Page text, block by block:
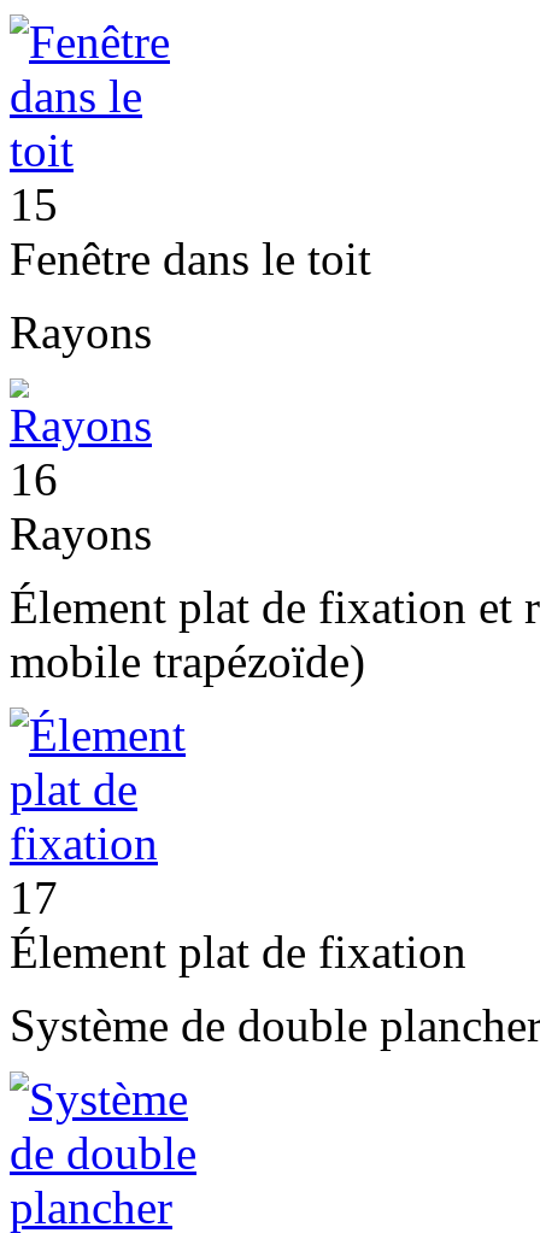
15
Fenêtre dans le toit
Rayons
16
Rayons
Élement plat de fixation et
mobile trapézoïde)
17
Élement plat de fixation
Système de double